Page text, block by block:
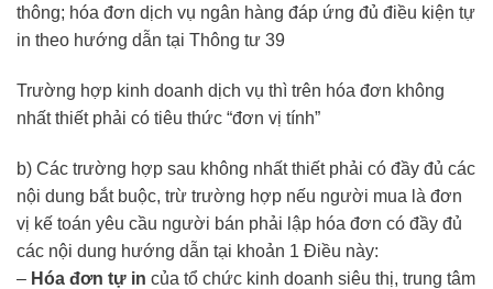
thông; hóa đơn dịch vụ ngân hàng đáp ứng đủ điều kiện tự
in theo hướng dẫn tại Thông tư 39
Trường hợp kinh doanh dịch vụ thì trên hóa đơn không
nhất thiết phải có tiêu thức “đơn vị tính”
b) Các trường hợp sau không nhất thiết phải có đầy đủ các
nội dung bắt buộc, trừ trường hợp nếu người mua là đơn
vị kế toán yêu cầu người bán phải lập hóa đơn có đầy đủ
các nội dung hướng dẫn tại khoản 1 Điều này:
– Hóa đơn tự in của tổ chức kinh doanh siêu thị, trung tâm